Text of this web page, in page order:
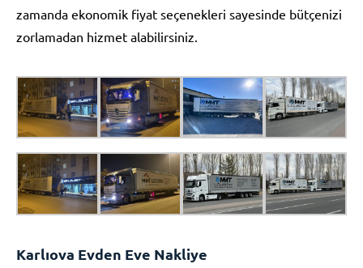
zamanda ekonomik fiyat seçenekleri sayesinde bütçenizi
zorlamadan hizmet alabilirsiniz.
Karlıova Evden Eve Nakliye